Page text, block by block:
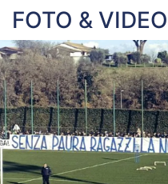
FOTO & VIDEO